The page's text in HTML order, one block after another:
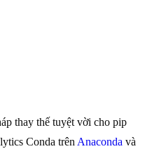
thay thế tuyệt vời cho pip
Conda trên Anaconda và